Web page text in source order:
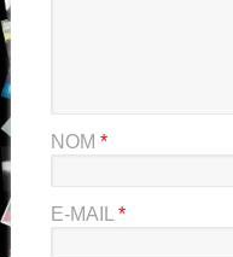
NOM *
E-MAIL *